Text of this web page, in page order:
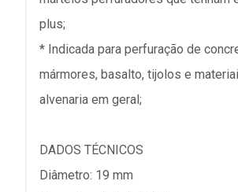
plus;
* Indicada para perfuração de
mármores, basalto, tijolos e
alvenaria em geral;
DADOS TÉCNICOS
Diâmetro: 19 mm